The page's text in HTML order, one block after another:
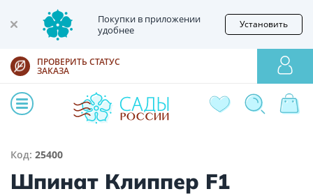
Покупки в приложении
удобнее
Установить
ПРОВЕРИТЬ СТАТУС
ЗАКАЗА
Код: 25400
Шпинат Клиппер F1